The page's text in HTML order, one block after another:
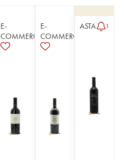
E-
COMMERCE
E-
COMMERCE
ASTA 1